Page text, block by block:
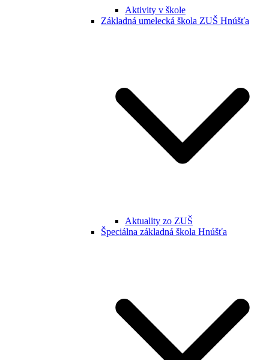
Aktivity v škole
Základná umelecká škola ZUŠ Hnúšťa
Aktuality zo ZUŠ
Špeciálna základná škola Hnúšťa